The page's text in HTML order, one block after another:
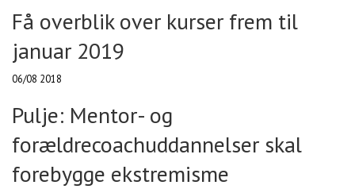
Få overblik over kurser frem til
januar 2019
06/08 2018
Pulje: Mentor- og
forældrecoachuddannelser skal
forebygge ekstremisme